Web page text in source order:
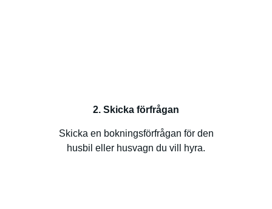
2. Skicka förfrågan
Skicka en bokningsförfrågan för den
husbil eller husvagn du vill hyra.